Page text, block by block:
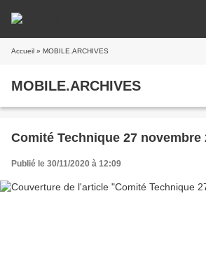
Accueil » MOBILE.ARCHIVES
MOBILE.ARCHIVES
Comité Technique 27 novembre
Publié le 30/11/2020 à 12:09